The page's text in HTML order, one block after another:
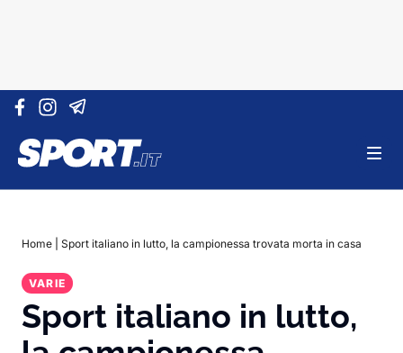
Vai al contenuto
Home Sport italiano in lutto, la campionessa trovata morta in casa
VARIE
Sport italiano in lutto,